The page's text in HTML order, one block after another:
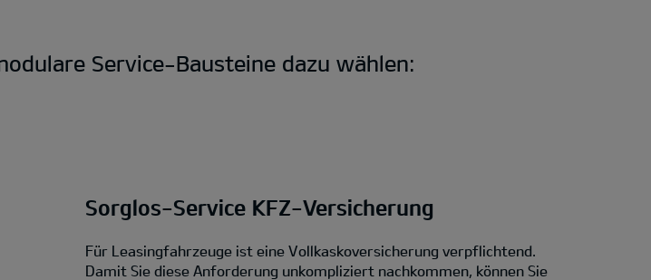
Service-Bausteine dazu wählen:
Sorglos-Service KFZ-Versicherung
Für Leasingfahrzeuge ist eine Vollkaskoversicherung verpflichtend.
Damit Sie diese Anforderung unkompliziert nachkommen, können Sie